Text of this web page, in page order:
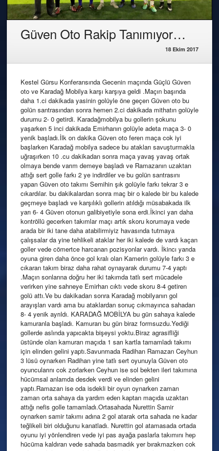
Güven Oto Rakip Tanımıyor…
18 Ekim 2017
Kestel Gürsu Konferansında Gecenin maçında Güçlü Güven
oto ve Karadağ Mobilya karşı karşıya geldi .Maçın başında
daha 1.ci dakikada yasinin golüyle öne geçen Güven oto bu
golün santrasından sonra hemen 2.ci dakikada mithatın golüyle
durumu 2- 0 getirdi. Karadağmobilya bu gollerin şokunu
yaşarken 5 inci dakikada Emirhanın golüyle adeta maça 3- 0
yenik başladı.İlk on dakika Güven oto feren maça cok iyi
başlarken Karadağ mobilya sadece bu atakları savuşturmakla
uğraşırken 10 .cu dakikadan sonra maça yavaş yavaş ortak
olmaya bende varım demeye başladı ve Ramazanın uzaktan
attığı sert golle farkı 2 ye indirdiler ve bu golün santrasını
yapan Güven oto takımı Semihin şık golüyle farkı tekrar 3 e
cıkardılar. bu dakikalardan sonra maç bir o kalede bir bu kalede
geçmeye başladı ve karşılıklı gollerin atıldığı müsabakada ilk
yarı 6- 4 Güven otonun galibiyetiyle sona erdi.İkinci yarı daha
kontröllü gecerken takımlar maçı artık skoru korumaya vede
arada bir iki tane daha atabilirmiyiz havasında tutmaya
çalışsalar da yine tehlikeli ataklar her iki kalede de vardı kaçan
goller vede cömertce harcanan pozisyonlar vardı. İkincı yarıda
oyuna giren daha önce gol kralı olan Kamerin golüyle farkı 3 e
cıkaran takım biraz daha rahat oynayarak durumu 7-4 yaptı
.Maçın sonlarına doğru her iki takımda tatlı sert mücadele
verirken yine sahneye Emirhan cıktı vede skoru 8-4 getiren
golü attı.Ve bu dakikadan sonra Karadağ mobilyanın gol
arayışları vardı ama bu ataklardan sonuç cıkmayınca sahadan
8- 4 yenik ayrıldı. KARADAĞ MOBİLYA bu gün sahaya kalede
kamuranla başladı. Kamuran bu gün biraz formsuzdu.Yediği
gollerde aslında yapıcakta bişeysi yoktu.Biraz agrasifliği
üstünde olan kamuran maçıda 1 sarı kartla tamamladı takımı
için elinden gelini yaptı.Savunmada Radihan Ramazan Ceyhun
3 lüsü oynarken Radihan yine tatlı sert oyunuyla Güven oto
oyuncularını cok zorlarken Ceyhun ise sol bekten ileri takımına
hücümsal anlamda desdek verdi ve elinden gelini
yaptı.Ramazan ise oda isdekli bir oyun oynarken zaman
zaman orta sahaya da yardım eden kaptan maçıda uzaktan
attığı nefis golle tamamladı.Ortasahada Nurettin Samir
oynarken samir takımı adına 2 gol atarak orta sahada ne kadar
teğlikeli biri olduğunu kanatladı. Nurettin gol atamasada ortada
oyunu iyi yönlendiren vede iyi pas ayağa paslarla takımını hep
hücüma kaldıran vede sahada basmadık yer bırakmazken cok